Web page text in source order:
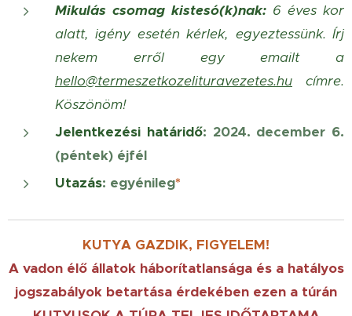
Mikulás csomag kistesó(k)nak: 6 éves kor
alatt, igény esetén kérlek, egyeztessünk. Írj
nekem erről egy emailt a
hello@termeszetkozelituravezetes.hu címre.
Köszönöm!
Jelentkezési határidő: 2024. december 6.
(péntek) éjfél
Utazás: egyénileg*
KUTYA GAZDIK, FIGYELEM!
A vadon élő állatok háborítatlansága és a hatályos
jogszabályok betartása érdekében ezen a túrán